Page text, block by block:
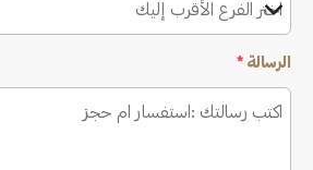
اختر الفرع الأقرب إليك
الرسالة *